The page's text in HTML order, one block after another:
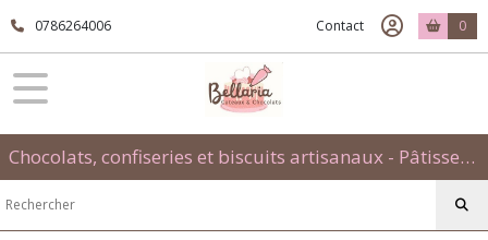
0786264006 Contact 0
Chocolats, confiseries et biscuits artisanaux - Pâtisseries évènementielles et traditionnelles